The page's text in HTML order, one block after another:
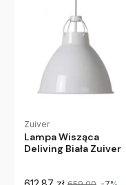
Zuiver
Lampa Wisząca
Deliving Biała Zuiver